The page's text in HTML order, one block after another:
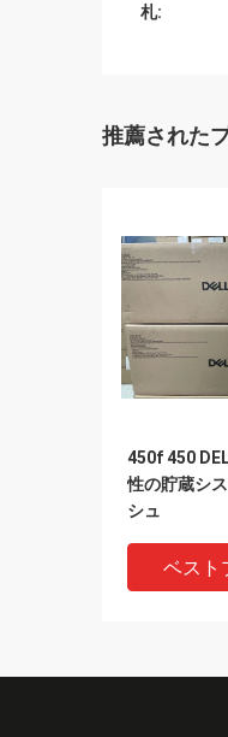
札:
推薦された
450f 450
性の貯蔵シ
シュ
ベスト